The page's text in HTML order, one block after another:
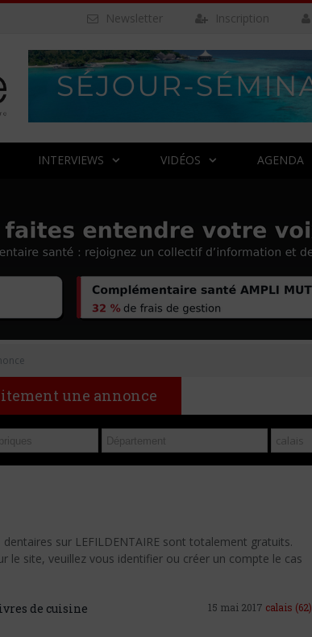
Inscription
Newsletter
INTERVIEWS VIDÉOS AGENDA
une annonce
sur LEFILDENTAIRE sont totalement gratuits.
le site, veuillez vous identifier ou créer un compte le cas
de cuisine 15 mai 2017 calais (62)